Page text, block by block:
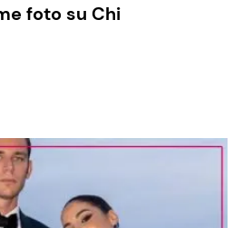
foto su Chi